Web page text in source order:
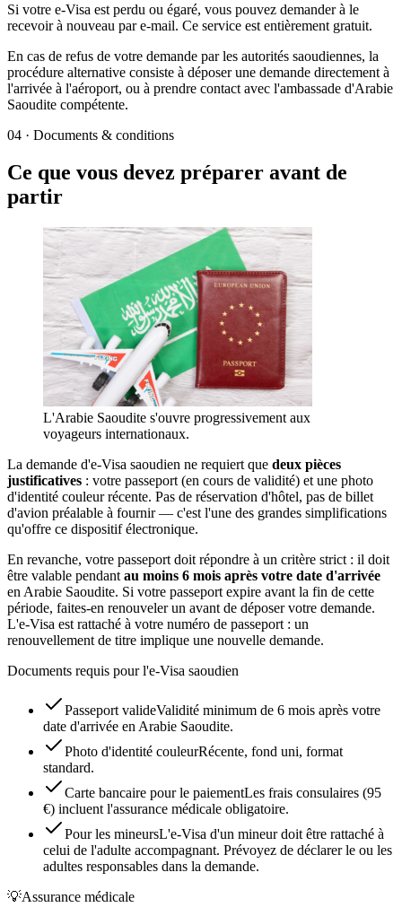
Si votre e-Visa est perdu ou égaré, vous pouvez demander à le
recevoir à nouveau par e-mail. Ce service est entièrement gratuit.
En cas de refus de votre demande par les autorités saoudiennes, la
procédure alternative consiste à déposer une demande directement à
l'arrivée à l'aéroport, ou à prendre contact avec l'ambassade d'Arabie
Saoudite compétente.
04 · Documents & conditions
Ce que vous devez préparer avant de
partir
L'Arabie Saoudite s'ouvre progressivement aux
voyageurs internationaux.
La demande d'e-Visa saoudien ne requiert que deux pièces
justificatives : votre passeport (en cours de validité) et une photo
d'identité couleur récente. Pas de réservation d'hôtel, pas de billet
d'avion préalable à fournir — c'est l'une des grandes simplifications
qu'offre ce dispositif électronique.
En revanche, votre passeport doit répondre à un critère strict : il doit
être valable pendant au moins 6 mois après votre date d'arrivée
en Arabie Saoudite. Si votre passeport expire avant la fin de cette
période, faites-en renouveler un avant de déposer votre demande.
L'e-Visa est rattaché à votre numéro de passeport : un
renouvellement de titre implique une nouvelle demande.
Documents requis pour l'e-Visa saoudien
Passeport valideValidité minimum de 6 mois après votre
date d'arrivée en Arabie Saoudite.
Photo d'identité couleurRécente, fond uni, format
standard.
Carte bancaire pour le paiementLes frais consulaires (95
€) incluent l'assurance médicale obligatoire.
Pour les mineursL'e-Visa d'un mineur doit être rattaché à
celui de l'adulte accompagnant. Prévoyez de déclarer le ou les
adultes responsables dans la demande.
💡Assurance médicale